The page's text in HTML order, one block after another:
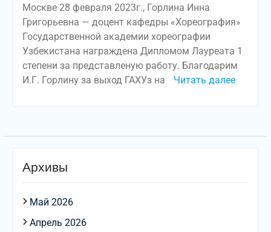
Москве 28 февраля 2023г., Горлина Инна
Григорьевна — доцент кафедры «Хореография»
Государственной академии хореографии
Узбекистана награждена Дипломом Лауреата 1
степени за представленую работу. Благодарим
И.Г. Горлину за выход ГАХУз на
Читать далее
Архивы
Май 2026
Апрель 2026